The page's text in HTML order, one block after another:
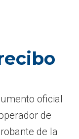
oficial
de
de la